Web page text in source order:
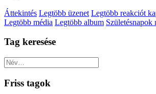
Áttekintés Legtöbb üzenet Legtöbb reakciót
Legtöbb média Legtöbb album Születésnapok
Tag keresése
Friss tagok